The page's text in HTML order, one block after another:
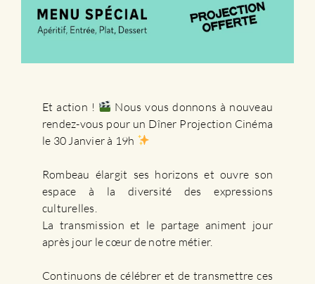
Et action !
Nous vous donnons à nouveau
rendez-vous pour un Dîner Projection Cinéma
le 30 Janvier à 19h
Rombeau élargit ses horizons et ouvre son
espace à la diversité des expressions
culturelles. ⁠
La transmission et le partage animent jour
après jour le cœur de notre métier.⁠
Continuons de célébrer et de transmettre ces